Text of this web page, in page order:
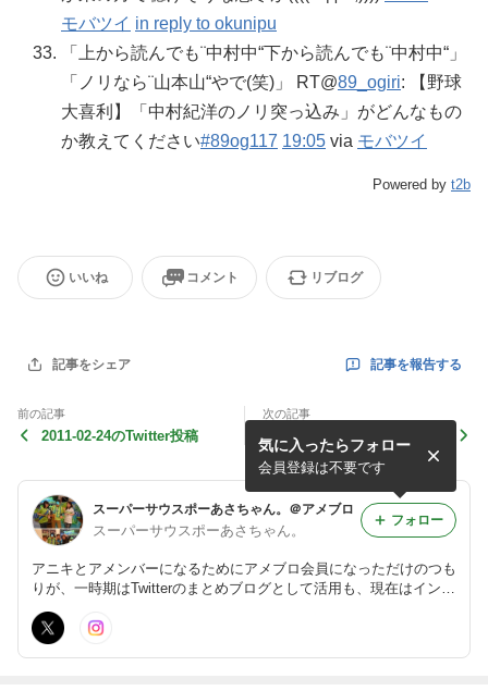
モバツイ in reply to okunipu
「上から読んでも¨中村中“下から読んでも¨中村中“」
「ノリなら¨山本山“やで(笑)」 RT@89_ogiri: 【野球
大喜利】「中村紀洋のノリ突っ込み」がどんなもの
か教えてください#89og117 19:05 via モバツイ
Powered by t2b
いいね コメント リブログ
記事をシェア 記事を報告する
前の記事
2011-02-24のTwitter投稿
次の記事
2011-02-22のTwitter投稿
スーパーサウスポーあさちゃん。＠アメブロ
スーパーサウスポーあさちゃん。
アニキとアメンバーになるためにアメブロ会員になっただけのつも
りが、一時期はTwitterのまとめブログとして活用も、現在はインス
タ投稿の展開先に…
気に入ったらフォロー
会員登録は不要です
フォロー